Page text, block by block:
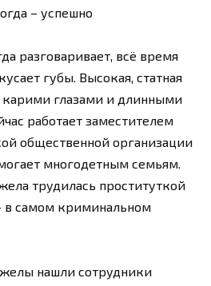
– успешно
разговаривает, всё время
губы. Высокая, статная
глазами и длинными
работает заместителем
общественной организации
многодетным семьям.
трудилась проституткой
в самом криминальном
нашли сотрудники